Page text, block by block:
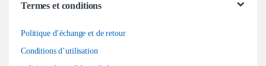
Termes et conditions
Politique d’échange et de retour
Conditions d’utilisation